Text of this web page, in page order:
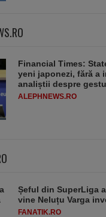
Financial Times:
yeni japonezi, fără a
analiștii despre
ALEPHNEWS.RO
Șeful din SuperLiga
vine Neluțu Varga
FANATIK.RO